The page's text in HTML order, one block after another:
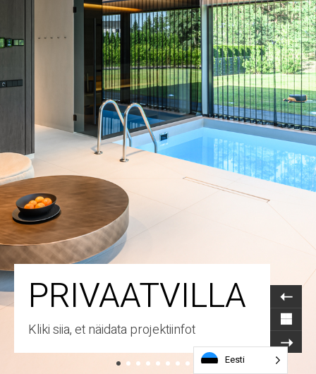
PRIVAATVILLA
Kliki siia, et näidata projektiinfot
Eesti